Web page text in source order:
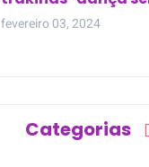
meio da rua na
fevereiro 03, 2024
Categorias